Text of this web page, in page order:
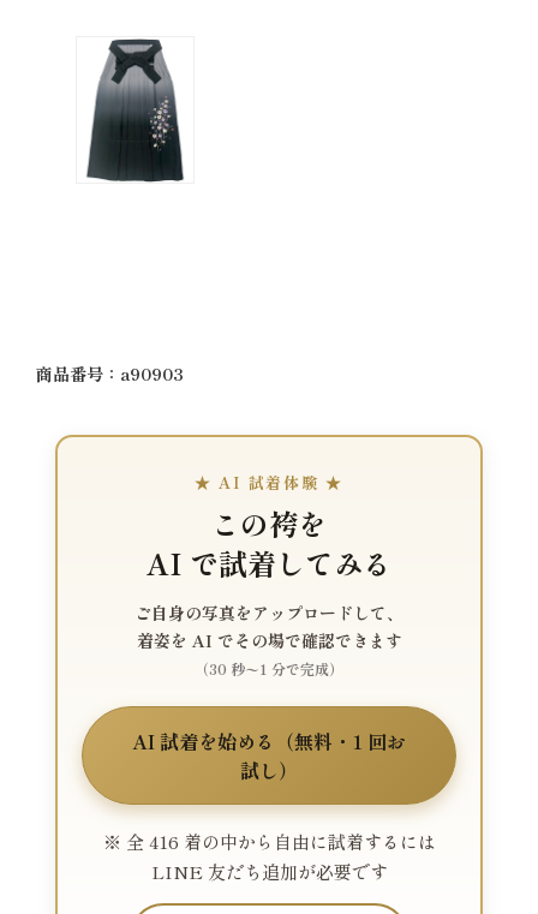
商品番号：a90903
★ AI 試着体験 ★
この袴を
AI で試着してみる
ご自身の写真をアップロードして、
着姿を AI でその場で確認できます
（30 秒〜1 分で完成）
AI 試着を始める（無料・1 回お
試し）
※ 全 416 着の中から自由に試着するには
LINE 友だち追加が必要です